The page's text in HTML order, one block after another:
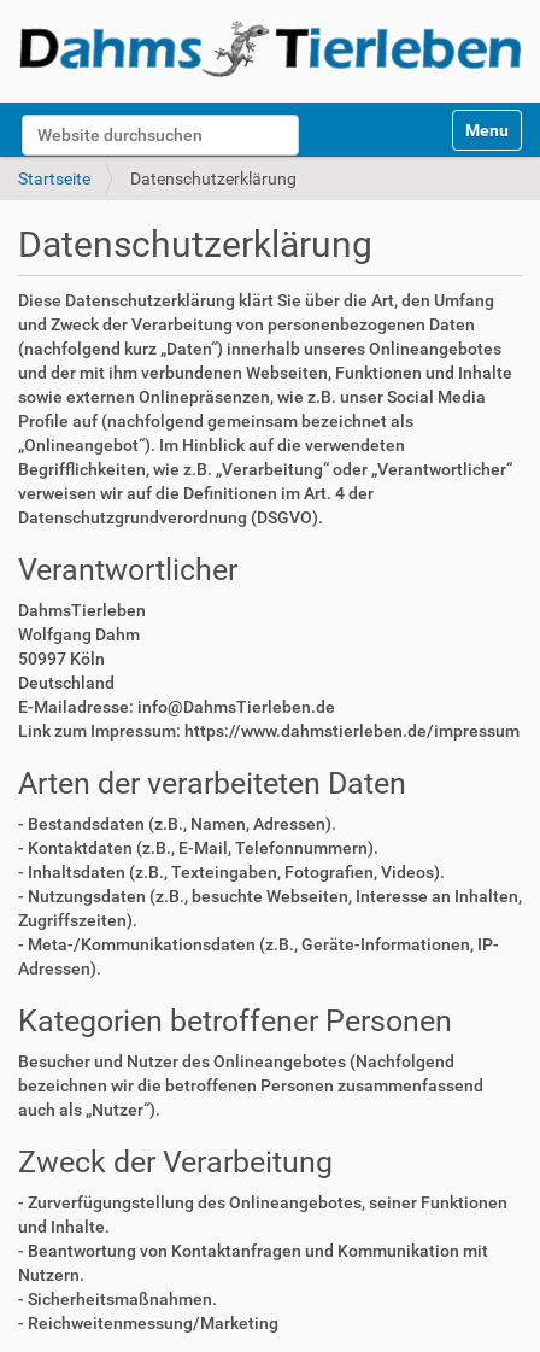
Website durchsuchen
k
Toggle
Startseite Datenschutzerklärung
Datenschutzerklärung
Diese Datenschutzerklärung klärt Sie über die Art, den Umfang
und Zweck der Verarbeitung von personenbezogenen Daten
(nachfolgend kurz „Daten“) innerhalb unseres Onlineangebotes
und der mit ihm verbundenen Webseiten, Funktionen und Inhalte
sowie externen Onlinepräsenzen, wie z.B. unser Social Media
Profile auf (nachfolgend gemeinsam bezeichnet als
„Onlineangebot“). Im Hinblick auf die verwendeten
Begrifflichkeiten, wie z.B. „Verarbeitung“ oder „Verantwortlicher“
verweisen wir auf die Definitionen im Art. 4 der
Datenschutzgrundverordnung (DSGVO).
Verantwortlicher
DahmsTierleben
Wolfgang Dahm
50997 Köln
Deutschland
E-Mailadresse: info@DahmsTierleben.de
Link zum Impressum: https://www.dahmstierleben.de/impressum
Arten der verarbeiteten Daten
- Bestandsdaten (z.B., Namen, Adressen).
- Kontaktdaten (z.B., E-Mail, Telefonnummern).
- Inhaltsdaten (z.B., Texteingaben, Fotografien, Videos).
- Nutzungsdaten (z.B., besuchte Webseiten, Interesse an Inhalten,
Zugriffszeiten).
- Meta-/Kommunikationsdaten (z.B., Geräte-Informationen, IP-
Adressen).
Kategorien betroffener Personen
Besucher und Nutzer des Onlineangebotes (Nachfolgend
bezeichnen wir die betroffenen Personen zusammenfassend
auch als „Nutzer“).
Zweck der Verarbeitung
- Zurverfügungstellung des Onlineangebotes, seiner Funktionen
und Inhalte.
- Beantwortung von Kontaktanfragen und Kommunikation mit
Nutzern.
- Sicherheitsmaßnahmen.
- Reichweitenmessung/Marketing